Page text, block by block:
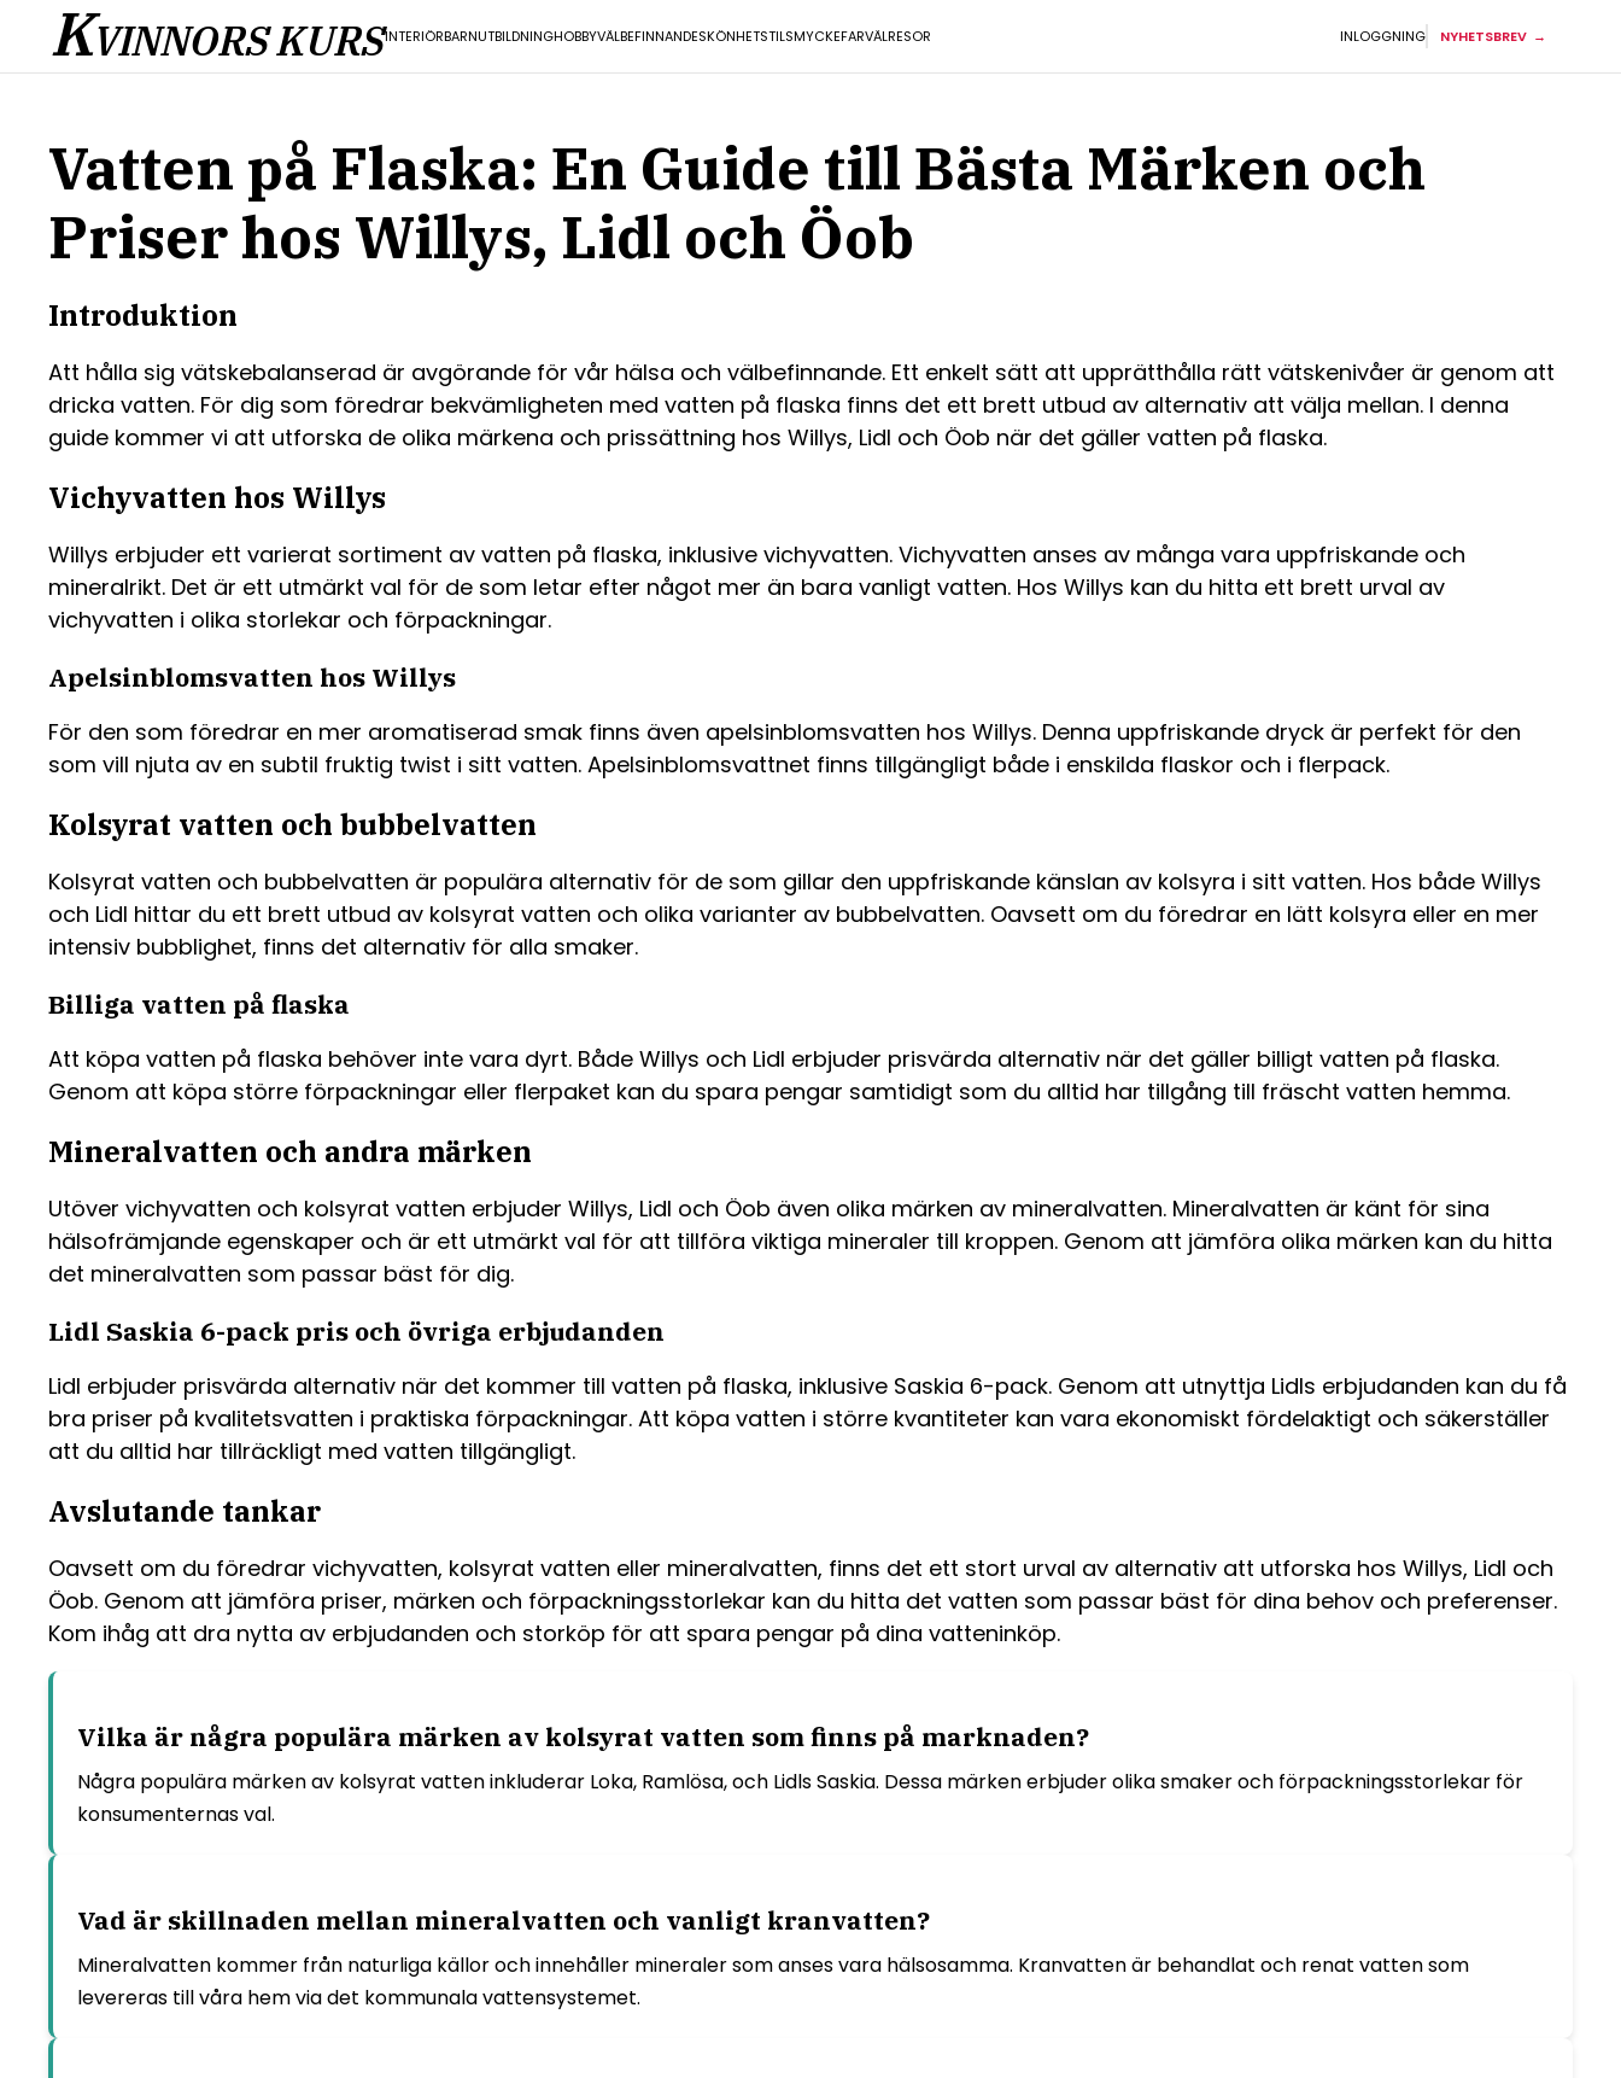
KVINNORS KURSINTERIÖRBARNUTBILDNINGHOBBYVÄLBEFINNANDESKÖNHETSTILSMYCKEFARVÄLRESOR INLOGGNING NYHETSBREV
Vatten på Flaska: En Guide till Bästa Märken och
Priser hos Willys, Lidl och Öob
Introduktion
Att hålla sig vätskebalanserad är avgörande för vår hälsa och välbefinnande. Ett enkelt sätt att upprätthålla rätt vätskenivåer är genom att
dricka vatten. För dig som föredrar bekvämligheten med vatten på flaska finns det ett brett utbud av alternativ att välja mellan. I denna
guide kommer vi att utforska de olika märkena och prissättning hos Willys, Lidl och Öob när det gäller vatten på flaska.
Vichyvatten hos Willys
Willys erbjuder ett varierat sortiment av vatten på flaska, inklusive vichyvatten. Vichyvatten anses av många vara uppfriskande och
mineralrikt. Det är ett utmärkt val för de som letar efter något mer än bara vanligt vatten. Hos Willys kan du hitta ett brett urval av
vichyvatten i olika storlekar och förpackningar.
Apelsinblomsvatten hos Willys
För den som föredrar en mer aromatiserad smak finns även apelsinblomsvatten hos Willys. Denna uppfriskande dryck är perfekt för den
som vill njuta av en subtil fruktig twist i sitt vatten. Apelsinblomsvattnet finns tillgängligt både i enskilda flaskor och i flerpack.
Kolsyrat vatten och bubbelvatten
Kolsyrat vatten och bubbelvatten är populära alternativ för de som gillar den uppfriskande känslan av kolsyra i sitt vatten. Hos både Willys
och Lidl hittar du ett brett utbud av kolsyrat vatten och olika varianter av bubbelvatten. Oavsett om du föredrar en lätt kolsyra eller en mer
intensiv bubblighet, finns det alternativ för alla smaker.
Billiga vatten på flaska
Att köpa vatten på flaska behöver inte vara dyrt. Både Willys och Lidl erbjuder prisvärda alternativ när det gäller billigt vatten på flaska.
Genom att köpa större förpackningar eller flerpaket kan du spara pengar samtidigt som du alltid har tillgång till fräscht vatten hemma.
Mineralvatten och andra märken
Utöver vichyvatten och kolsyrat vatten erbjuder Willys, Lidl och Öob även olika märken av mineralvatten. Mineralvatten är känt för sina
hälsofrämjande egenskaper och är ett utmärkt val för att tillföra viktiga mineraler till kroppen. Genom att jämföra olika märken kan du hitta
det mineralvatten som passar bäst för dig.
Lidl Saskia 6-pack pris och övriga erbjudanden
Lidl erbjuder prisvärda alternativ när det kommer till vatten på flaska, inklusive Saskia 6-pack. Genom att utnyttja Lidls erbjudanden kan du få
bra priser på kvalitetsvatten i praktiska förpackningar. Att köpa vatten i större kvantiteter kan vara ekonomiskt fördelaktigt och säkerställer
att du alltid har tillräckligt med vatten tillgängligt.
Avslutande tankar
Oavsett om du föredrar vichyvatten, kolsyrat vatten eller mineralvatten, finns det ett stort urval av alternativ att utforska hos Willys, Lidl och
Öob. Genom att jämföra priser, märken och förpackningsstorlekar kan du hitta det vatten som passar bäst för dina behov och preferenser.
Kom ihåg att dra nytta av erbjudanden och storköp för att spara pengar på dina vatteninköp.
Vilka är några populära märken av kolsyrat vatten som finns på marknaden?
Några populära märken av kolsyrat vatten inkluderar Loka, Ramlösa, och Lidls Saskia. Dessa märken erbjuder olika smaker och förpackningsstorlekar för
konsumenternas val.
Vad är skillnaden mellan mineralvatten och vanligt kranvatten?
Mineralvatten kommer från naturliga källor och innehåller mineraler som anses vara hälsosamma. Kranvatten är behandlat och renat vatten som
levereras till våra hem via det kommunala vattensystemet.